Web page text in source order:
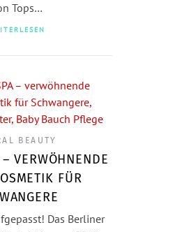
Tops…
BEAUTY
VERWÖHNENDE
FÜR
Das Berliner